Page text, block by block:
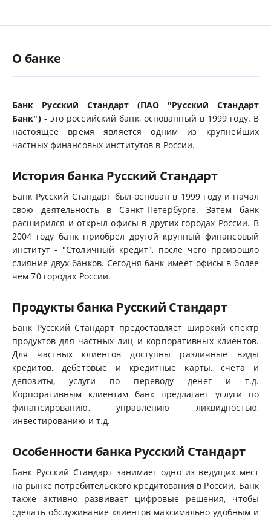
О банке
Банк Русский Стандарт (ПАО "Русский Стандарт
Банк")- это российский банк, основанный в 1999 году. В
настоящее время является одним из крупнейших
частных финансовых институтов в России.
История банка Русский Стандарт
Банк Русский Стандарт был основан в 1999 году и начал
свою деятельность в Санкт-Петербурге. Затем банк
расширился и открыл офисы в других городах России. В
2004 году банк приобрел другой крупный финансовый
институт - "Столичный кредит", после чего произошло
слияние двух банков. Сегодня банк имеет офисы в более
чем 70 городах России.
Продукты банка Русский Стандарт
Банк Русский Стандарт предоставляет широкий спектр
продуктов для частных лиц и корпоративных клиентов.
Для частных клиентов доступны различные виды
кредитов, дебетовые и кредитные карты, счета и
депозиты, услуги по переводу денег и т.д.
Корпоративным клиентам банк предлагает услуги по
финансированию, управлению ликвидностью,
инвестированию и т.д.
Особенности банка Русский Стандарт
Банк Русский Стандарт занимает одно из ведущих мест
на рынке потребительского кредитования в России. Банк
также активно развивает цифровые решения, чтобы
сделать обслуживание клиентов максимально удобным и